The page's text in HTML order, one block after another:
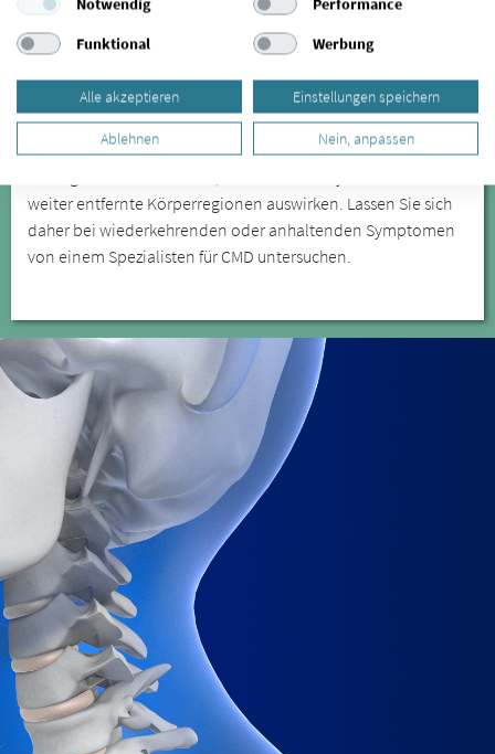
Zähneknirschen führt zu Verspannungen und zu Zahnabrieb.
Eine weitere Folge des Zähneknirschens können freiliegende
Zahnhälse sein.
Kieferfehlstellungen sind die Ursache für
weiter entfernte Körperregionen auswirken. Lassen Sie sich
daher bei wiederkehrenden oder anhaltenden Symptomen
von einem Spezialisten für CMD untersuchen.
Funktional
Werbung
Alle akzeptieren Einstellungen speichern
Ablehnen Nein, anpassen